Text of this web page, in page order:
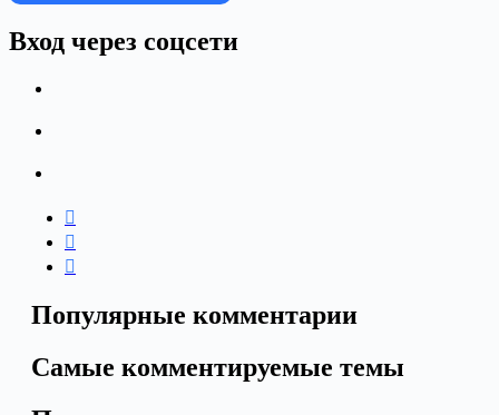
Вход через соцсети
Популярные комментарии
Самые комментируемые темы